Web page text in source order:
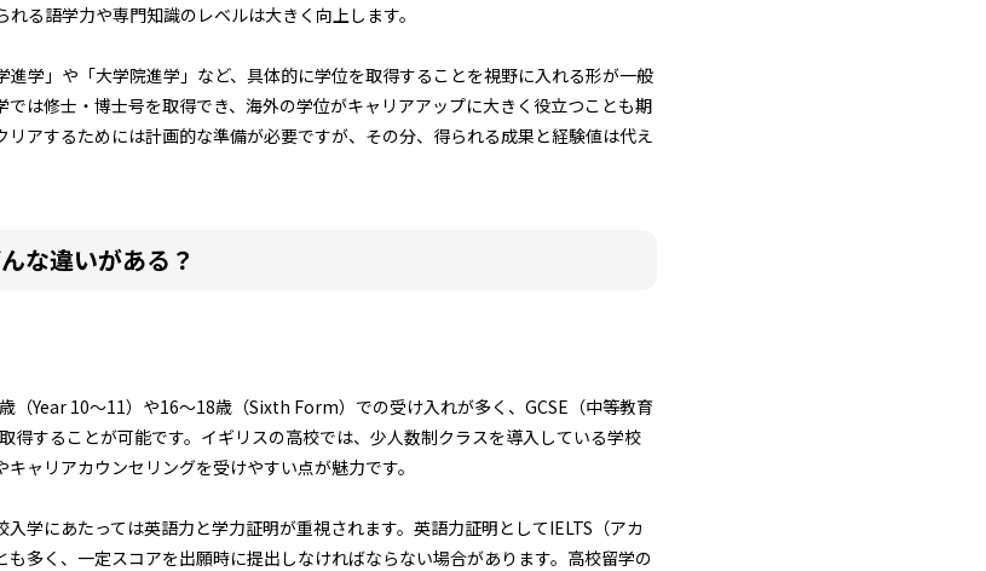
る語学力や専門知識のレベルは大きく向上します。
進学」や「大学院進学」など、具体的に学位を取得することを視野に入れる形が一般
は修士・博士号を取得でき、海外の学位がキャリアアップに大きく役立つことも期
アするためには計画的な準備が必要ですが、その分、得られる成果と経験値は代え
な違いがある？
（Year 10〜11）や16〜18歳（Sixth Form）での受け入れが多く、GCSE（中等教育
得することが可能です。イギリスの高校では、少人数制クラスを導入している学校
ャリアカウンセリングを受けやすい点が魅力です。
学にあたっては英語力と学力証明が重視されます。英語力証明としてIELTS（アカ
多く、一定スコアを出願時に提出しなければならない場合があります。高校留学の